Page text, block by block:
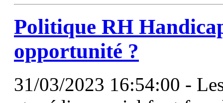
Politique RH
opportunité ?
31/03/2023 16:54:00 -